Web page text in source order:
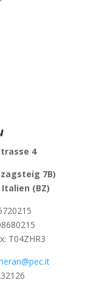
4
7B)
Italien (BZ)
T04ZHR3